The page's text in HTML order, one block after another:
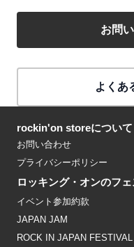
お問
よくあ
rockin'on storeについて
お問い合わせ
プライバシーポリシー
ロッキング・オンのフ
イベント参加約款
JAPAN JAM
ROCK IN JAPAN FESTIVAL